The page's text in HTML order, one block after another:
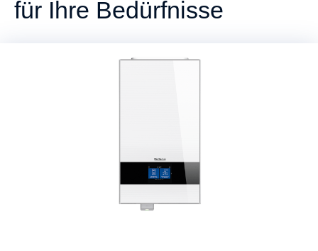
für Ihre Bedürfnisse